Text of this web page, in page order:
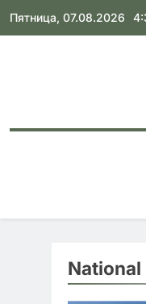
Skip
Пятница, 07.08.2026
National